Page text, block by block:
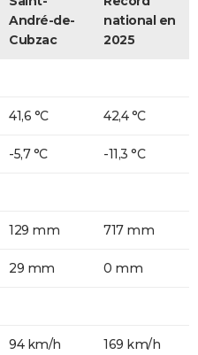
André-de-
Cubzac
national en
2025
41,6 °C 42,4 °C
-5,7 °C -11,3 °C
129 mm 717 mm
29 mm 0 mm
94 km/h 169 km/h